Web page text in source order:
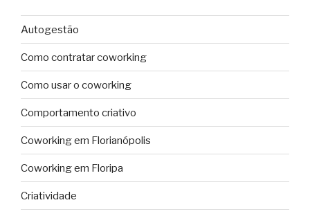
Autogestão
Como contratar coworking
Como usar o coworking
Comportamento criativo
Coworking em Florianópolis
Coworking em Floripa
Criatividade